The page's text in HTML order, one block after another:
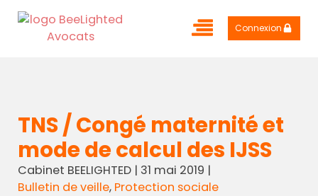
Connexion
TNS / Congé maternité et
mode de calcul des IJSS
Cabinet BEELIGHTED| 31 mai 2019 |
Bulletin de veille, Protection sociale